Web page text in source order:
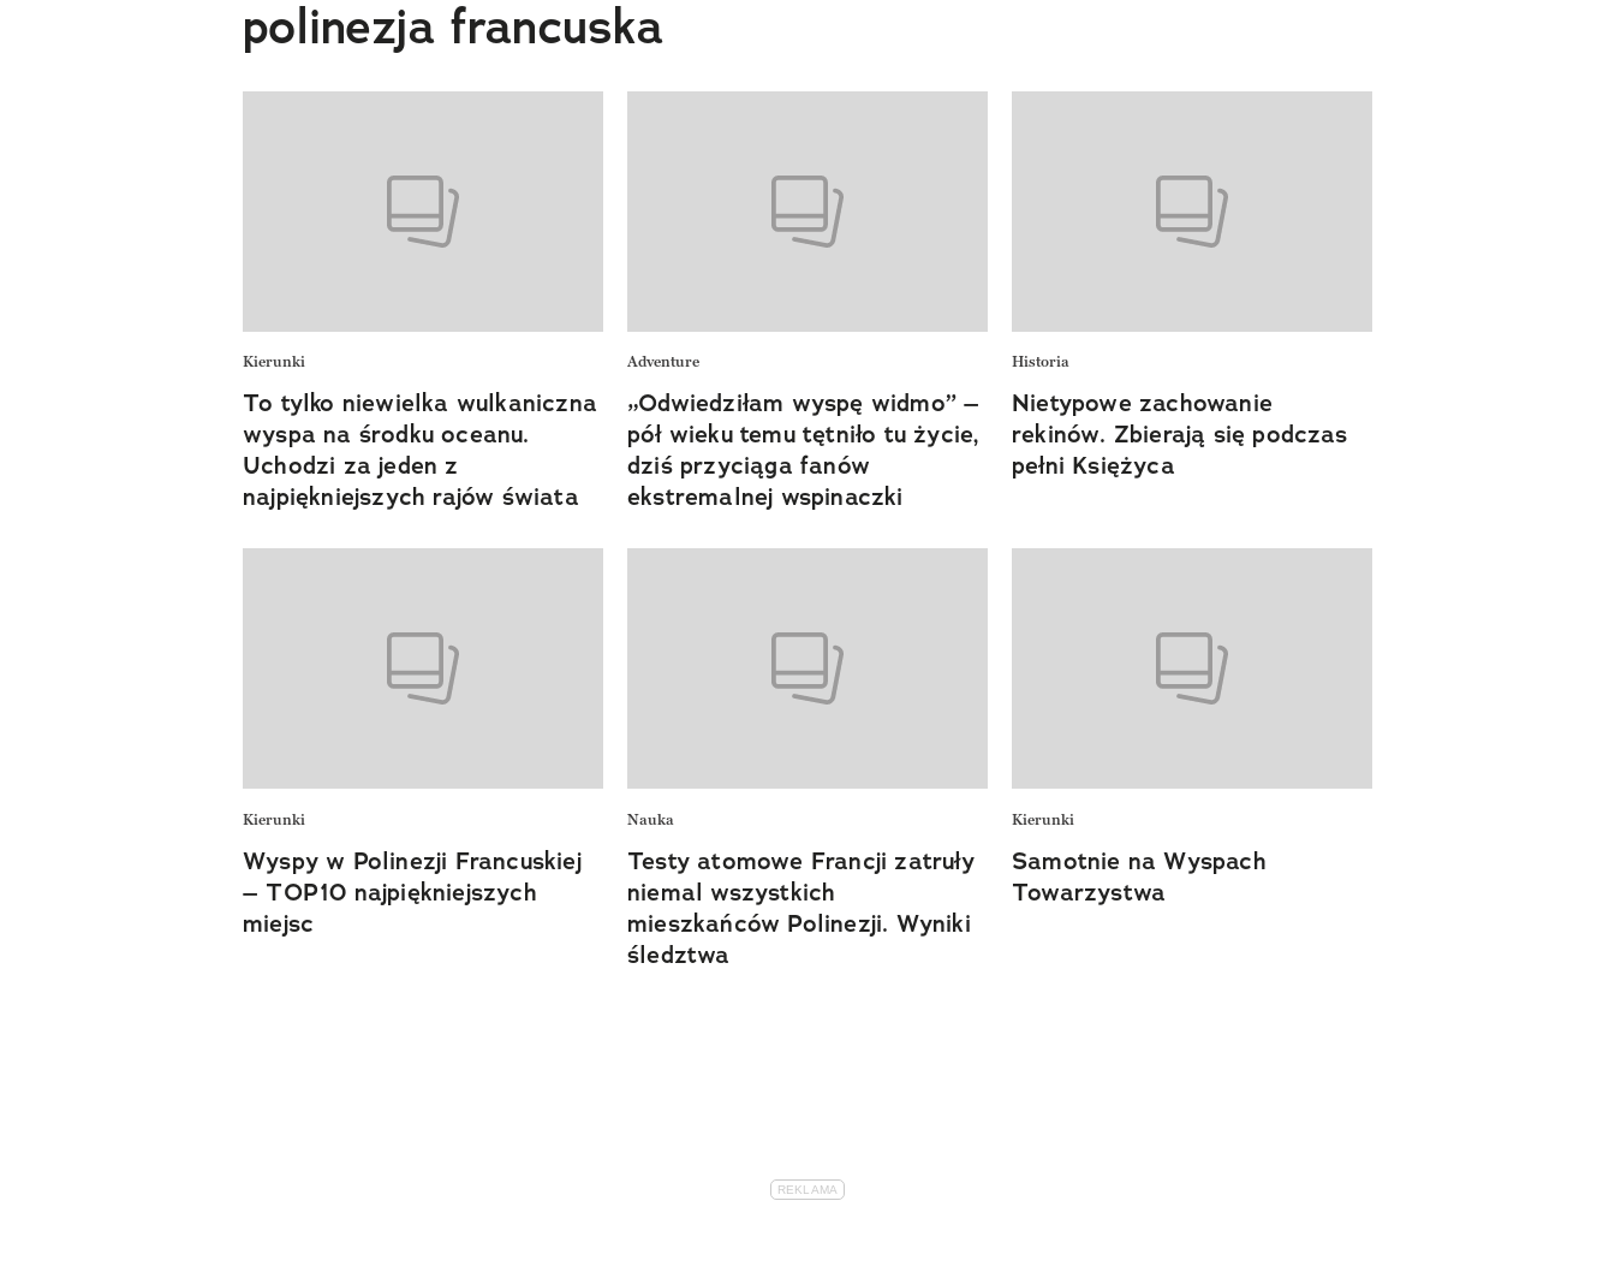
polinezja francuska
Kierunki
To tylko niewielka wulkaniczna
wyspa na środku oceanu.
Uchodzi za jeden z
najpiękniejszych rajów świata
Adventure
„Odwiedziłam wyspę widmo” –
pół wieku temu tętniło tu życie,
dziś przyciąga fanów
ekstremalnej wspinaczki
Historia
Nietypowe zachowanie
rekinów. Zbierają się podczas
pełni Księżyca
Kierunki
Wyspy w Polinezji Francuskiej
– TOP10 najpiękniejszych
miejsc
Nauka
Testy atomowe Francji zatruły
niemal wszystkich
mieszkańców Polinezji​. Wyniki
śledztwa
Kierunki
Samotnie na Wyspach
Towarzystwa